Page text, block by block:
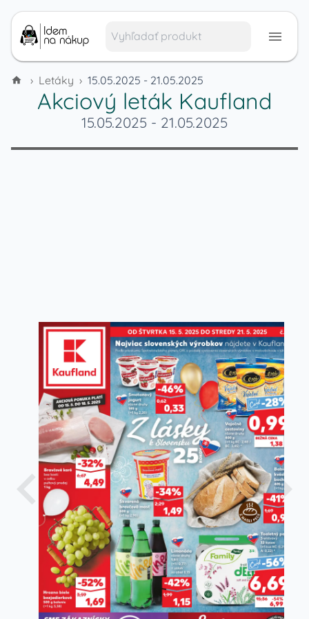
› Letáky › 15.05.2025 - 21.05.2025
Akciový leták Kaufland
15.05.2025 - 21.05.2025